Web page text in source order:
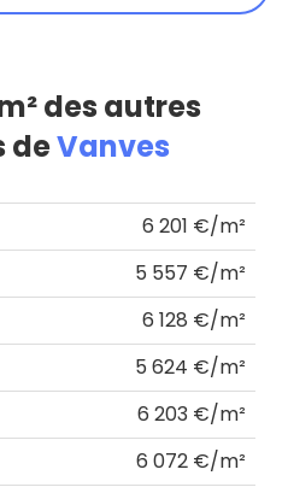
des autres
deVanves
6 201 €/m²
5 557 €/m²
6 128 €/m²
5 624 €/m²
6 203 €/m²
6 072 €/m²